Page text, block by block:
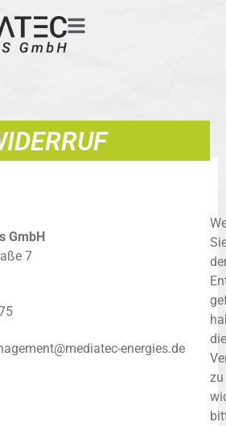
GmbH
7
energies.de
zu